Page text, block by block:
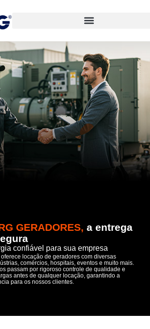
GERADORES, a entrega
confiável para sua empresa
oferece locação de geradores com diversas
comércios, hospitais, eventos e muito mais.
passam por rigoroso controle de qualidade e
antes de qualquer locação, garantindo a
para os nossos clientes.